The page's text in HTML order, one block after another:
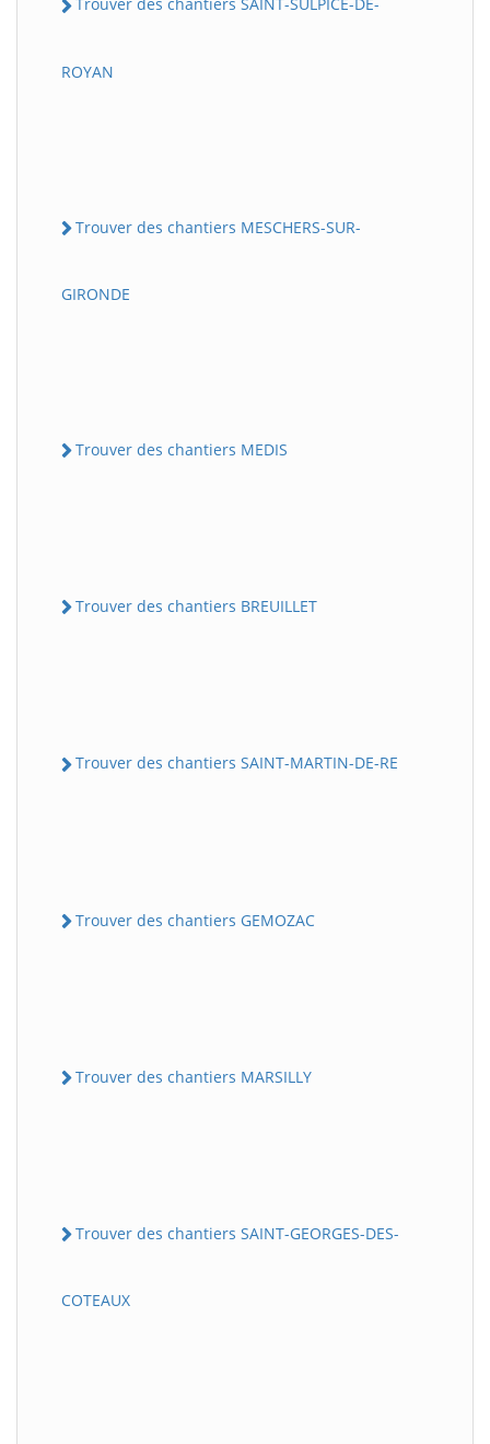
ROYAN
Trouver des chantiers MESCHERS-SUR-
GIRONDE
Trouver des chantiers MEDIS
Trouver des chantiers BREUILLET
Trouver des chantiers SAINT-MARTIN-DE-RE
Trouver des chantiers GEMOZAC
Trouver des chantiers MARSILLY
Trouver des chantiers SAINT-GEORGES-DES-
COTEAUX